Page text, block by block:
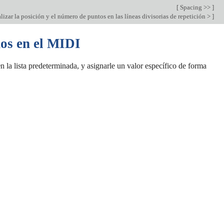
[ Spacing >> ]
la posición y el número de puntos en las líneas divisorias de repetición > ]
en el MIDI
lista predeterminada, y asignarle un valor específico de forma